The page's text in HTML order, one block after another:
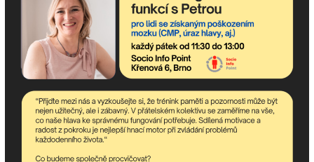
9 10 12
Odebírejte newsletter!
newsletter obsahuje nejaktuálnější nadcházející akce
komunitního centra a dění v asociaci.